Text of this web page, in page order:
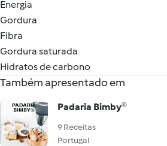
Energia
Gordura
Fibra
Gordura saturada
Hidratos de carbono
Também apresentado em
Padaria Bimby®
9 Receitas
Portugal